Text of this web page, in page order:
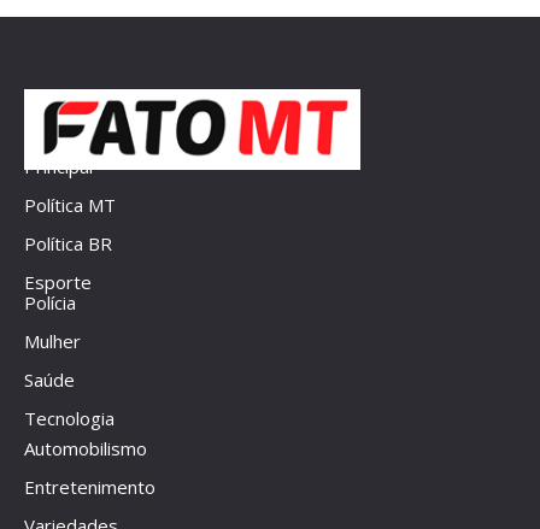
Principal
Política MT
Política BR
Esporte
Polícia
Mulher
Saúde
Tecnologia
Automobilismo
Entretenimento